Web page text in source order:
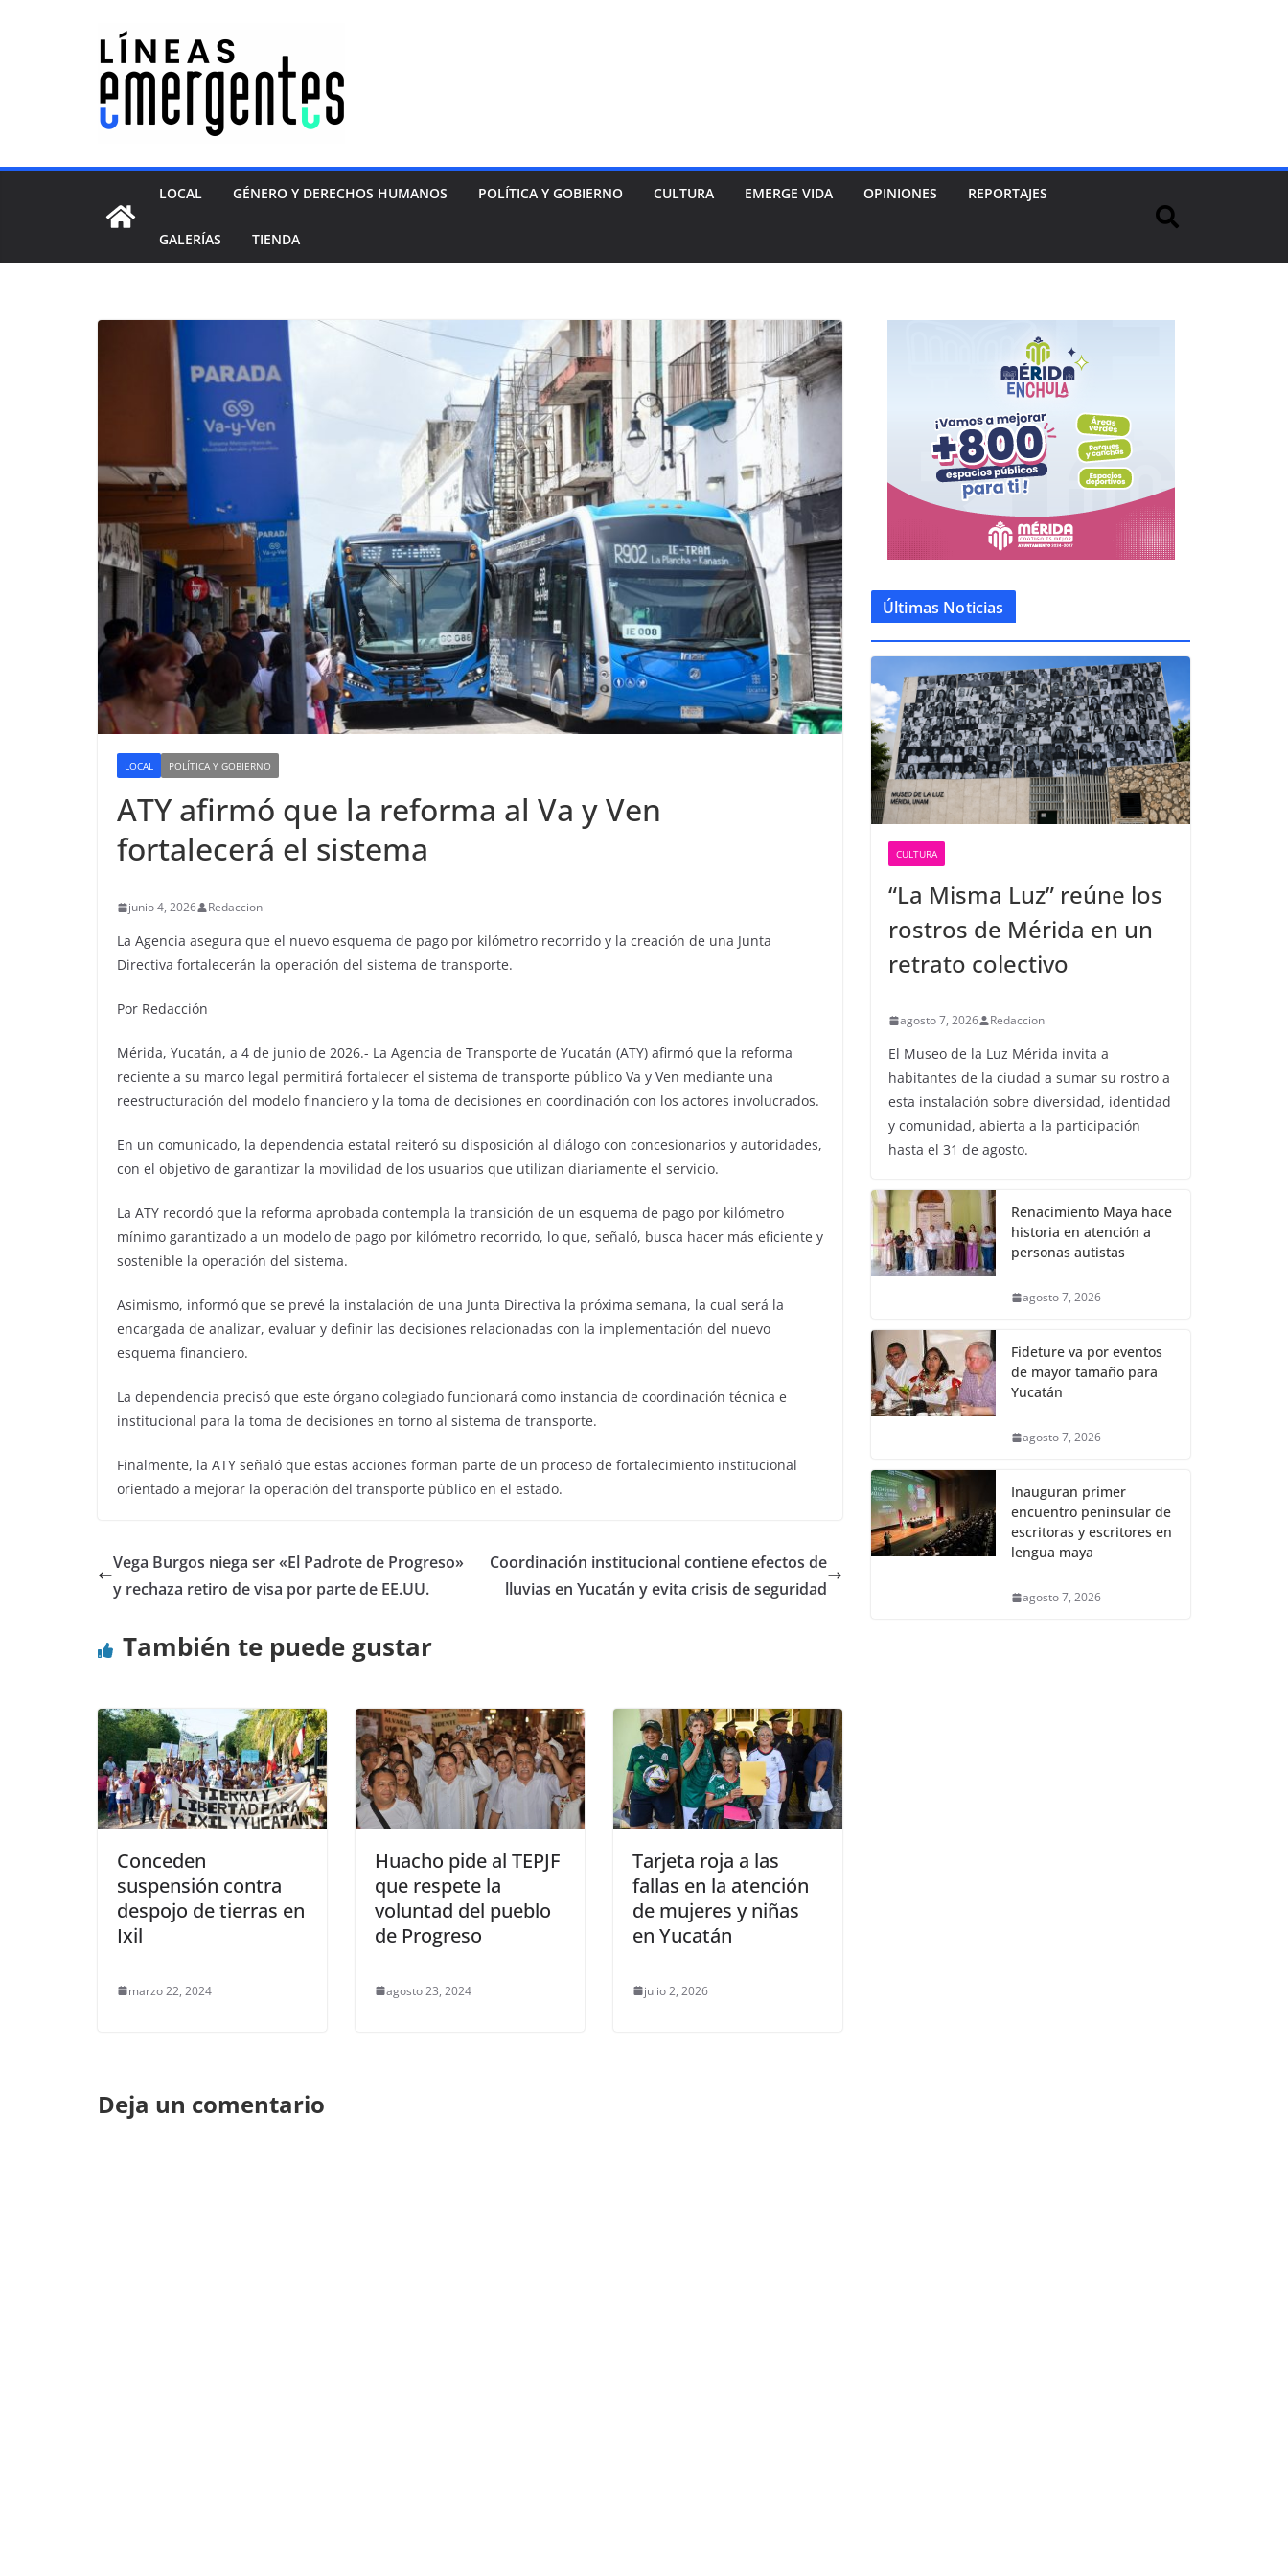
LOCAL GÉNERO Y DERECHOS HUMANOS POLÍTICA Y GOBIERNO CULTURA EMERGE VIDA OPINIONES REPORTAJES
GALERÍAS TIENDA
LOCAL POLÍTICA Y GOBIERNO
ATY afirmó que la reforma al Va y Ven
fortalecerá el sistema
junio 4, 2026 Redaccion
La Agencia asegura que el nuevo esquema de pago por kilómetro recorrido y la creación de una Junta
Directiva fortalecerán la operación del sistema de transporte.
Por Redacción
Mérida, Yucatán, a 4 de junio de 2026.- La Agencia de Transporte de Yucatán (ATY) afirmó que la reforma
reciente a su marco legal permitirá fortalecer el sistema de transporte público Va y Ven mediante una
reestructuración del modelo financiero y la toma de decisiones en coordinación con los actores involucrados.
En un comunicado, la dependencia estatal reiteró su disposición al diálogo con concesionarios y autoridades,
con el objetivo de garantizar la movilidad de los usuarios que utilizan diariamente el servicio.
La ATY recordó que la reforma aprobada contempla la transición de un esquema de pago por kilómetro
mínimo garantizado a un modelo de pago por kilómetro recorrido, lo que, señaló, busca hacer más eficiente y
sostenible la operación del sistema.
Asimismo, informó que se prevé la instalación de una Junta Directiva la próxima semana, la cual será la
encargada de analizar, evaluar y definir las decisiones relacionadas con la implementación del nuevo
esquema financiero.
La dependencia precisó que este órgano colegiado funcionará como instancia de coordinación técnica e
institucional para la toma de decisiones en torno al sistema de transporte.
Finalmente, la ATY señaló que estas acciones forman parte de un proceso de fortalecimiento institucional
orientado a mejorar la operación del transporte público en el estado.
Vega Burgos niega ser «El Padrote de Progreso»
y rechaza retiro de visa por parte de EE.UU.
Coordinación institucional contiene efectos de
lluvias en Yucatán y evita crisis de seguridad
También te puede gustar
Conceden
suspensión contra
despojo de tierras en
Ixil
marzo 22, 2024
Huacho pide al TEPJF
que respete la
voluntad del pueblo
de Progreso
agosto 23, 2024
Tarjeta roja a las
fallas en la atención
de mujeres y niñas
en Yucatán
julio 2, 2026
Deja un comentario
Últimas Noticias
CULTURA
“La Misma Luz” reúne los
rostros de Mérida en un
retrato colectivo
agosto 7, 2026 Redaccion
El Museo de la Luz Mérida invita a
habitantes de la ciudad a sumar su rostro a
esta instalación sobre diversidad, identidad
y comunidad, abierta a la participación
hasta el 31 de agosto.
Renacimiento Maya hace
historia en atención a
personas autistas
agosto 7, 2026
Fideture va por eventos
de mayor tamaño para
Yucatán
agosto 7, 2026
Inauguran primer
encuentro peninsular de
escritoras y escritores en
lengua maya
agosto 7, 2026